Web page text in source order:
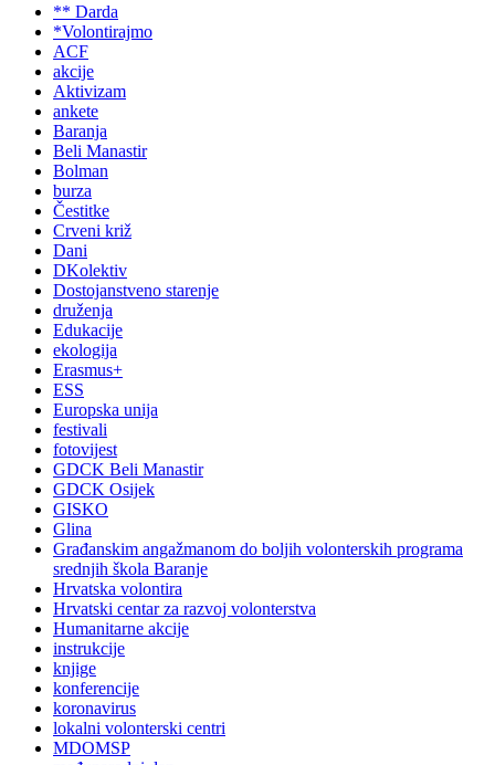
** Darda
*Volontirajmo
ACF
akcije
Aktivizam
ankete
Baranja
Beli Manastir
Bolman
burza
Čestitke
Crveni križ
Dani
DKolektiv
Dostojanstveno starenje
druženja
Edukacije
ekologija
Erasmus+
ESS
Europska unija
festivali
fotovijest
GDCK Beli Manastir
GDCK Osijek
GISKO
Glina
Građanskim angažmanom do boljih volonterskih programa
srednjih škola Baranje
Hrvatska volontira
Hrvatski centar za razvoj volonterstva
Humanitarne akcije
instrukcije
knjige
konferencije
koronavirus
lokalni volonterski centri
MDOMSP